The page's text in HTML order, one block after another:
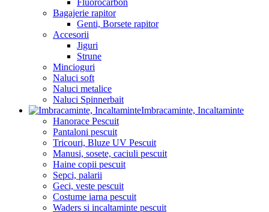
Fluorocarbon
Bagajerie rapitor
Genti, Borsete rapitor
Accesorii
Jiguri
Strune
Mincioguri
Naluci soft
Naluci metalice
Naluci Spinnerbait
Imbracaminte, Incaltaminte
Hanorace Pescuit
Pantaloni pescuit
Tricouri, Bluze UV Pescuit
Manusi, sosete, caciuli pescuit
Haine copii pescuit
Sepci, palarii
Geci, veste pescuit
Costume iarna pescuit
Waders si incaltaminte pescuit